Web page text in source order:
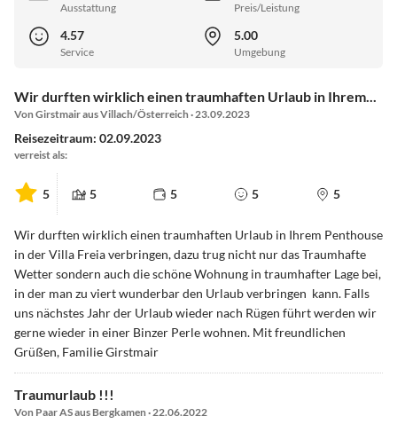
Ausstattung Preis/Leistung
4.57
Service
5.00
Umgebung
Wir durften wirklich einen traumhaften Urlaub in Ihrem...
Von Girstmair aus Villach/Österreich · 23.09.2023
Reisezeitraum: 02.09.2023
verreist als:
5 5 5 5 5
Wir durften wirklich einen traumhaften Urlaub in Ihrem Penthouse
in der Villa Freia verbringen, dazu trug nicht nur das Traumhafte
Wetter sondern auch die schöne Wohnung in traumhafter Lage bei,
in der man zu viert wunderbar den Urlaub verbringen kann. Falls
uns nächstes Jahr der Urlaub wieder nach Rügen führt werden wir
gerne wieder in einer Binzer Perle wohnen. Mit freundlichen
Grüßen, Familie Girstmair
Traumurlaub !!!
Von Paar AS aus Bergkamen · 22.06.2022